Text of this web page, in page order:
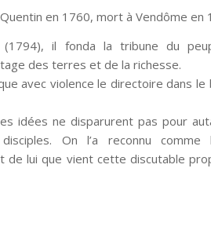
en 1760, mort à Vendôme en
il fonda la tribune du
des terres et de la richesse.
avec violence le directoire dans le
idées ne disparurent pas pour
On l’a reconnu comme
de lui que vient cette discutable